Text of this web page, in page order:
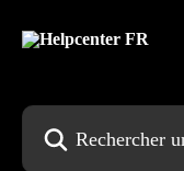
Rechercher un article...